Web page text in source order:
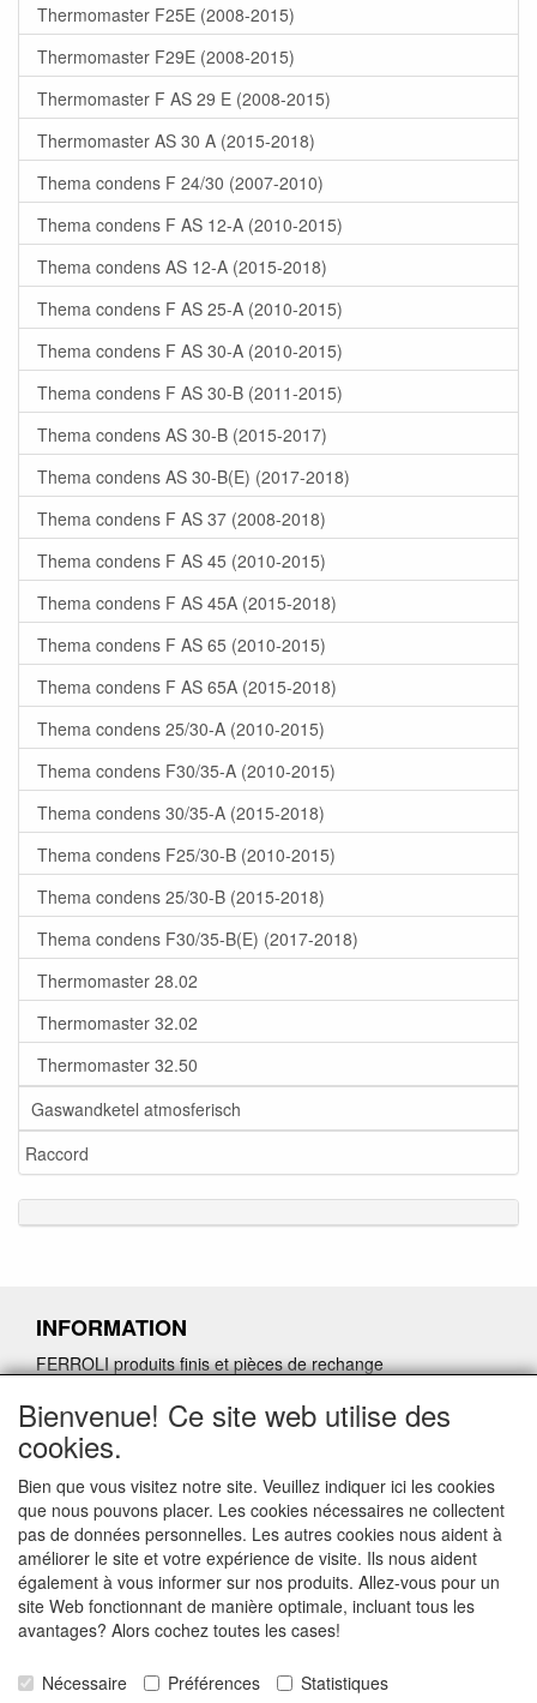
Thermomaster F25E (2008-2015)
Thermomaster F29E (2008-2015)
Thermomaster F AS 29 E (2008-2015)
Thermomaster AS 30 A (2015-2018)
Thema condens F 24/30 (2007-2010)
Thema condens F AS 12-A (2010-2015)
Thema condens AS 12-A (2015-2018)
Thema condens F AS 25-A (2010-2015)
Thema condens F AS 30-A (2010-2015)
Thema condens F AS 30-B (2011-2015)
Thema condens AS 30-B (2015-2017)
Thema condens AS 30-B(E) (2017-2018)
Thema condens F AS 37 (2008-2018)
Thema condens F AS 45 (2010-2015)
Thema condens F AS 45A (2015-2018)
Thema condens F AS 65 (2010-2015)
Thema condens F AS 65A (2015-2018)
Thema condens 25/30-A (2010-2015)
Thema condens F30/35-A (2010-2015)
Thema condens 30/35-A (2015-2018)
Thema condens F25/30-B (2010-2015)
Thema condens 25/30-B (2015-2018)
Thema condens F30/35-B(E) (2017-2018)
Thermomaster 28.02
Thermomaster 32.02
Thermomaster 32.50
Gaswandketel atmosferisch
Raccord
INFORMATION
FERROLI produits finis et pièces de rechange
Demander un lien d'annulation
CONTACTGEGEVENS
www.vdht.be
Rouwbergskens 7 hal 14
2340 Beerse
E-mail: verkoop@vdht.be
Bienvenue! Ce site web utilise des
cookies.
Bien que vous visitez notre site. Veuillez indiquer ici les cookies
que nous pouvons placer. Les cookies nécessaires ne collectent
pas de données personnelles. Les autres cookies nous aident à
améliorer le site et votre expérience de visite. Ils nous aident
également à vous informer sur nos produits. Allez-vous pour un
site Web fonctionnant de manière optimale, incluant tous les
avantages? Alors cochez toutes les cases!
Nécessaire Préférences Statistiques